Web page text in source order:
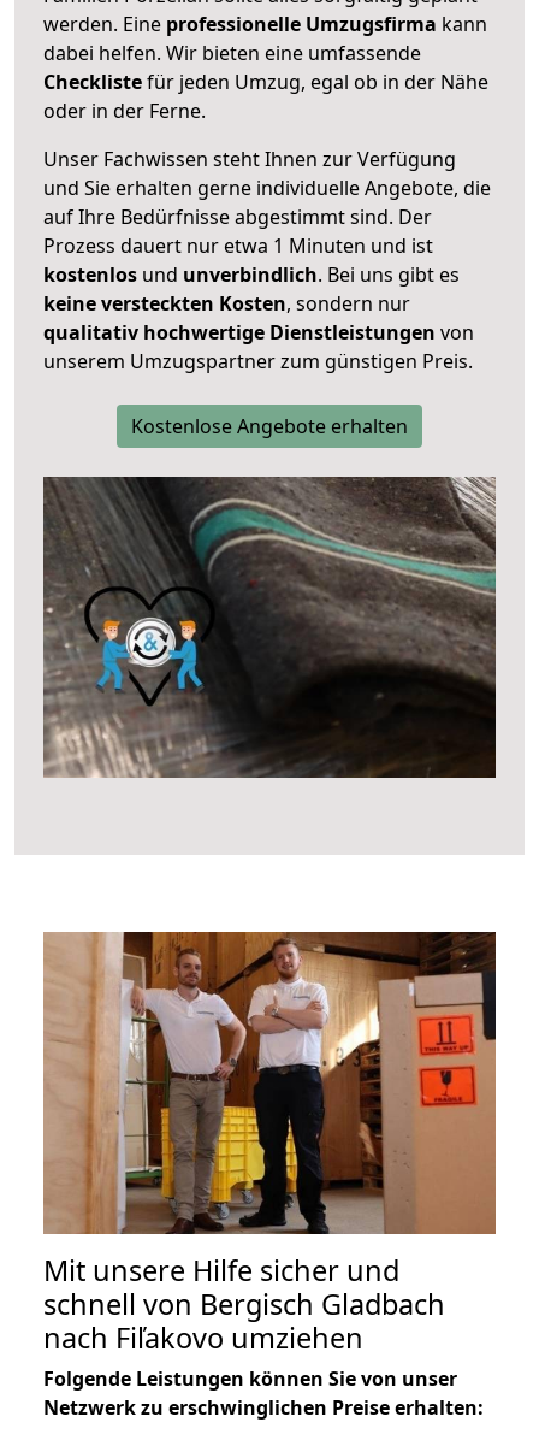
werden. Eine professionelle Umzugsfirma kann
dabei helfen. Wir bieten eine umfassende
Checklistefür jeden Umzug, egal ob in der Nähe
oder in der Ferne.
Unser Fachwissen steht Ihnen zur Verfügung
und Sie erhalten gerne individuelle Angebote, die
auf Ihre Bedürfnisse abgestimmt sind. Der
Prozess dauert nur etwa 1 Minuten und ist
kostenlos und unverbindlich. Bei uns gibt es
keine versteckten Kosten, sondern nur
qualitativ hochwertige Dienstleistungen von
unserem Umzugspartner zum günstigen Preis.
Kostenlose Angebote erhalten
Mit unsere Hilfe sicher und
schnell von Bergisch Gladbach
nach Fiľakovo umziehen
Folgende Leistungen können Sie von unser
Netzwerk zu erschwinglichen Preise erhalten: